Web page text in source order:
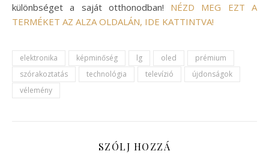
különbséget a saját otthonodban! NÉZD MEG EZT A
TERMÉKET AZ ALZA OLDALÁN, IDE KATTINTVA!
elektronika képminőség lg oled
prémium
szórakoztatás
technológia televízió
újdonságok
vélemény
SZÓLJ HOZZÁ